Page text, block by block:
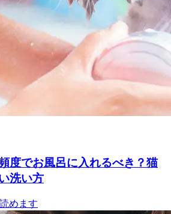
度でお風呂に入れるべき？猫
洗い方
めます